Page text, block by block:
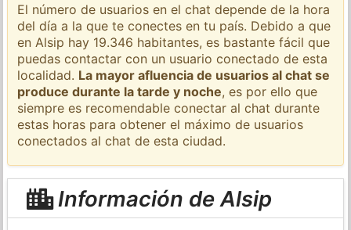
El número de usuarios en el chat depende de la hora
del día a la que te conectes en tu país. Debido a que
en Alsip hay 19.346 habitantes, es bastante fácil que
puedas contactar con un usuario conectado de esta
localidad. La mayor afluencia de usuarios al chat se
produce durante la tarde y noche, es por ello que
siempre es recomendable conectar al chat durante
estas horas para obtener el máximo de usuarios
conectados al chat de esta ciudad.
Información de Alsip